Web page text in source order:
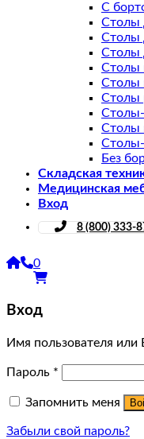
С
Столы
Столы
Столы
Столы
Столы
Столы
Столы
Без
Складская
Медицинская
Вход
8 (800) 333-
0
Вход
Имя пользователя или
Пароль *
Запомнить меня
Забыли свой пароль?